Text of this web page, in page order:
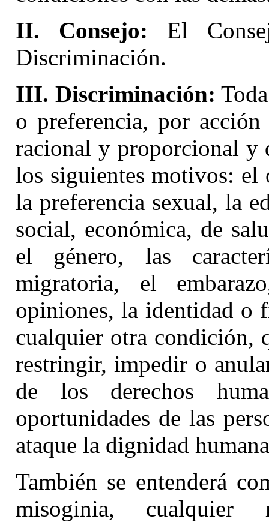
II. Consejo: El
Discriminación.
III. Discriminación:
o preferencia, por
racional y proporcional y
los siguientes motivos:
la preferencia sexual, la
social, económica, de
el género, las
migratoria, el
opiniones, la identidad
cualquier otra condición,
restringir, impedir o
de los derechos
oportunidades de las
ataque la dignidad
También se entenderá
misoginia, cualquier